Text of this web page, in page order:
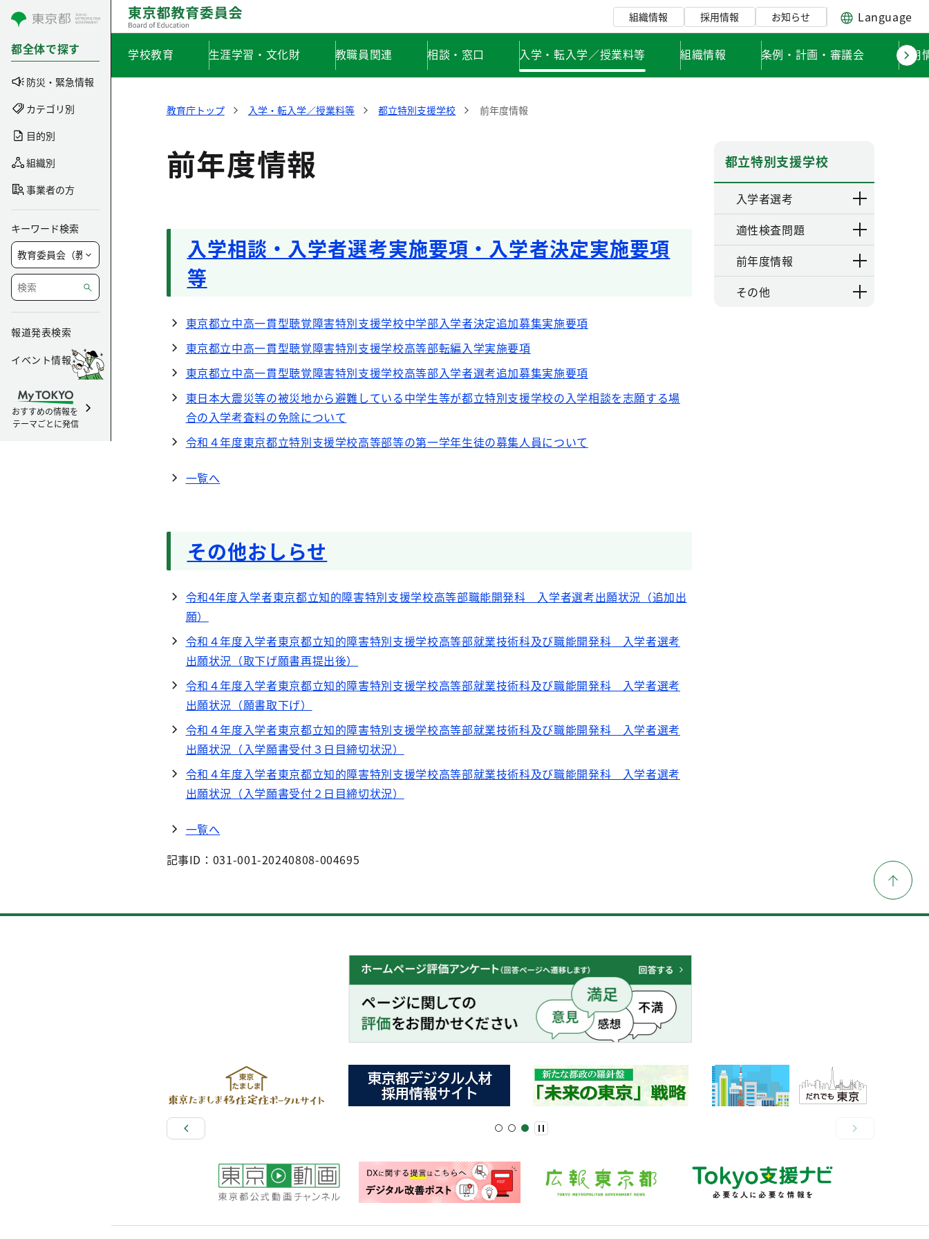
コンテンツにスキップ
都全体で探す
防災・緊急情報
カテゴリ別
目的別
組織別
事業者の方
キーワード検索
報道発表検索
イベント情報
おすすめの情報を
テーマごとに発信
組織情報 採用情報 お知らせ Language
学校教育 生涯学習・文化財 教職員関連 相談・窓口 入学・転入学／授業料等 組織情報 条例・計画・審議会 採用
教育庁トップ 入学・転入学／授業料等 都立特別支援学校 前年度情報
前年度情報
入学相談・入学者選考実施要項・入学者決定実施要項
等
東京都立中高一貫型聴覚障害特別支援学校中学部入学者決定追加募集実施要項
東京都立中高一貫型聴覚障害特別支援学校高等部転編入学実施要項
東京都立中高一貫型聴覚障害特別支援学校高等部入学者選考追加募集実施要項
東日本大震災等の被災地から避難している中学生等が都立特別支援学校の入学相談を志願する場
合の入学考査料の免除について
令和４年度東京都立特別支援学校高等部等の第一学年生徒の募集人員について
一覧へ
その他おしらせ
令和4年度入学者東京都立知的障害特別支援学校高等部職能開発科 入学者選考出願状況（追加出
願）
令和４年度入学者東京都立知的障害特別支援学校高等部就業技術科及び職能開発科 入学者選考
出願状況（取下げ願書再提出後）
令和４年度入学者東京都立知的障害特別支援学校高等部就業技術科及び職能開発科 入学者選考
出願状況（願書取下げ）
令和４年度入学者東京都立知的障害特別支援学校高等部就業技術科及び職能開発科 入学者選考
出願状況（入学願書受付３日目締切状況）
令和４年度入学者東京都立知的障害特別支援学校高等部就業技術科及び職能開発科 入学者選考
出願状況（入学願書受付２日目締切状況）
一覧へ
記事ID：031-001-20240808-004695
都立特別支援学校
入学者選考
適性検査問題
前年度情報
その他